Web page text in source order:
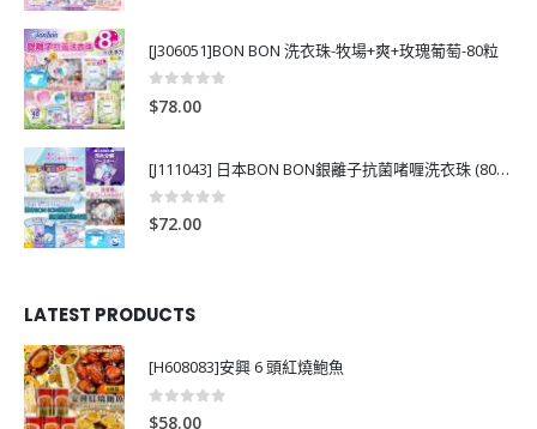
[J306051]BON BON 洗衣珠-牧場+爽+玫瑰葡萄-80粒
0
$78.00
[J111043] 日本BON BON銀離子抗菌啫喱洗衣珠 (80粒)
0out of 5
$72.00
LATEST PRODUCTS
[H608083]安興 6 頭紅燒鮑魚
0
$58.00